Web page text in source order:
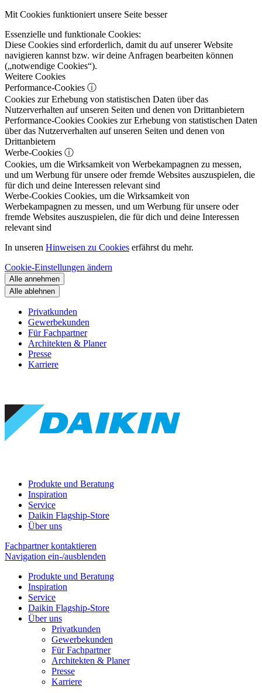
Mit Cookies funktioniert unsere Seite besser
Essenzielle und funktionale Cookies:
Diese Cookies sind erforderlich, damit du auf unserer Website
navigieren kannst bzw. wir deine Anfragen bearbeiten können
(„notwendige Cookies“).
Weitere Cookies
Performance-Cookies ⓘ
Cookies zur Erhebung von statistischen Daten über das
Nutzerverhalten auf unseren Seiten und denen von Drittanbietern
Performance-Cookies Cookies zur Erhebung von statistischen Daten
über das Nutzerverhalten auf unseren Seiten und denen von
Drittanbietern
Werbe-Cookies ⓘ
Cookies, um die Wirksamkeit von Werbekampagnen zu messen,
und um Werbung für unsere oder fremde Websites auszuspielen, die
für dich und deine Interessen relevant sind
Werbe-Cookies Cookies, um die Wirksamkeit von
Werbekampagnen zu messen, und um Werbung für unsere oder
fremde Websites auszuspielen, die für dich und deine Interessen
relevant sind
In unseren Hinweisen zu Cookies erfährst du mehr.
Cookie-Einstellungen ändern
Alle annehmen
Alle ablehnen
Privatkunden
Gewerbekunden
Für Fachpartner
Architekten & Planer
Presse
Karriere
Produkte und Beratung
Inspiration
Service
Daikin Flagship-Store
Über uns
Fachpartner kontaktieren
Navigation ein-/ausblenden
Produkte und Beratung
Inspiration
Service
Daikin Flagship-Store
Über uns
Privatkunden
Gewerbekunden
Für Fachpartner
Architekten & Planer
Presse
Karriere